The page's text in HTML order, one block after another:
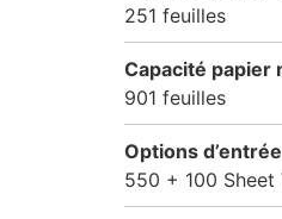
251 feuilles
Capacité papier
901 feuilles
Options d’entrée
550 + 100 Sheet